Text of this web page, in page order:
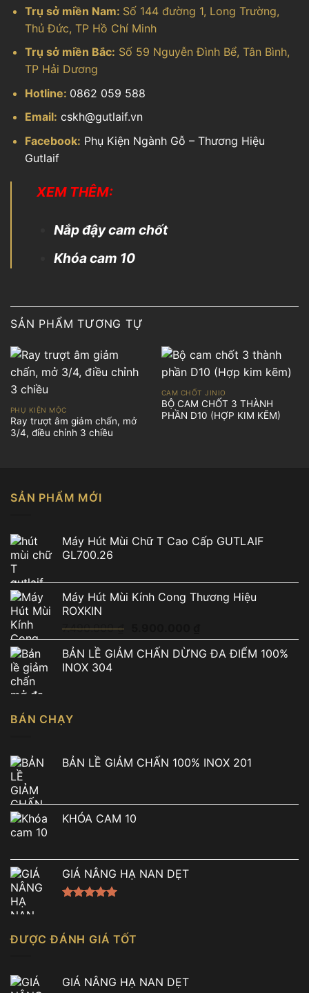
Trụ sở miền Nam: Số 144 đường 1, Long Trường,
Thủ Đức, TP Hồ Chí Minh
Trụ sở miền Bắc: Số 59 Nguyễn Đình Bể, Tân Bình,
TP Hải Dương
Hotline: 0862 059 588
Email: cskh@gutlaif.vn
Facebook: Phụ Kiện Ngành Gỗ – Thương Hiệu
Gutlaif
XEM THÊM:
Nắp đậy cam chốt
Khóa cam 10
SẢN PHẨM TƯƠNG TỰ
PHỤ KIỆN MỘC
Ray trượt âm giảm chấn, mở
3/4, điều chỉnh 3 chiều
CAM CHỐT JINIO
BỘ CAM CHỐT 3 THÀNH
PHẦN D10 (HỢP KIM KẼM)
SẢN PHẨM MỚI
Máy Hút Mùi Chữ T Cao Cấp GUTLAIF
GL700.26
Máy Hút Mùi Kính Cong Thương Hiệu
ROXKIN
7.490.000₫
gốc
là:
hiện
tại
BẢN LỀ GIẢM CHẤN DỪNG ĐA ĐIỂM 100%
INOX 304
BÁN CHẠY
BẢN LỀ GIẢM CHẤN 100% INOX 201
KHÓA CAM 10
GIÁ NÂNG HẠ NAN DẸT
5 sao
ĐƯỢC ĐÁNH GIÁ TỐT
GIÁ NÂNG HẠ NAN DẸT